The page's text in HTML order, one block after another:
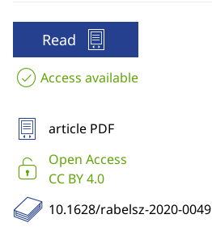
Read
Access available
article PDF
Open Access
CC BY 4.0
10.1628/rabelsz-2020-0049